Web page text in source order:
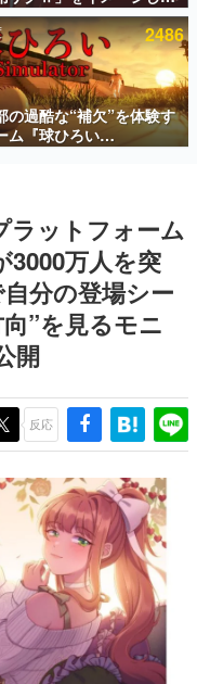
ビュー数万以上！ などな
ファミ渾身の“殿堂入り”記
に製作時のエピソードをお
『赫本』は、〈試験問題〉
す。
を担う若きクリエイター達
家さんに取材し、ゲームが
る主要なトピック・タイト
インタビューや識者による
望できる決定版！
エイターの青春〜
知られるマンガ家・田中圭
トマンガです。
ースリールが予約開始。
はシャアのパーソナルマ
ジオン公国軍のエンブレ
式番号などを配置
2486
の過酷な“補欠”を体験す
ム『球ひろい
』が「1件」のウィッ
カム』開発元やチェコの
球選手から称賛の声
ラットフォーム
3000万人を突
分の登場シー
”を見るモニ
開
反応